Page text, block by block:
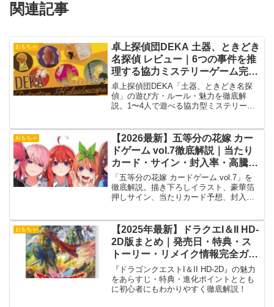
関連記事
おもちゃ
卓上探偵団DEKA 土器、ときどき
名探偵 レビュー｜6つの事件を推
理する協力ミステリーゲーム完全
ガイド
卓上探偵団DEKA「土器、ときどき名探
偵」の遊び方・ルール・魅力を徹底解
説。1〜4人で遊べる協力型ミステリーゲ
やすく紹介します。
おもちゃ
【2026最新】五等分の花嫁 カー
ドゲーム vol.7徹底解説｜当たり
カード・サイン・封入率・高騰予
想まとめ！
「五等分の花嫁 カードゲーム vol.7」を
徹底解説。描き下ろしイラスト、豪華箔
押しサイン、当たりカード予想、封入
おもちゃ
【2025年最新】ドラクエI＆II HD-
2D版まとめ｜発売日・特典・ス
トーリー・リメイク情報完全ガイ
ド
『ドラゴンクエストI＆II HD-2D』の魅力
をあらすじ・特典・進化ポイントととも
に初心者にもわかりやすく徹底解説！